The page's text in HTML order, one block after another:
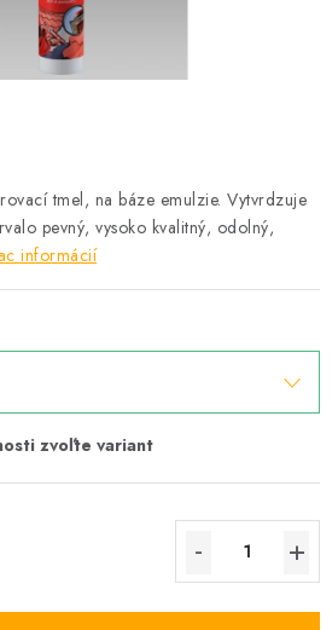
údajů
tmel, na báze emulzie. Vytvrdzuje
pevný, vysoko kvalitný, odolný,
informácií